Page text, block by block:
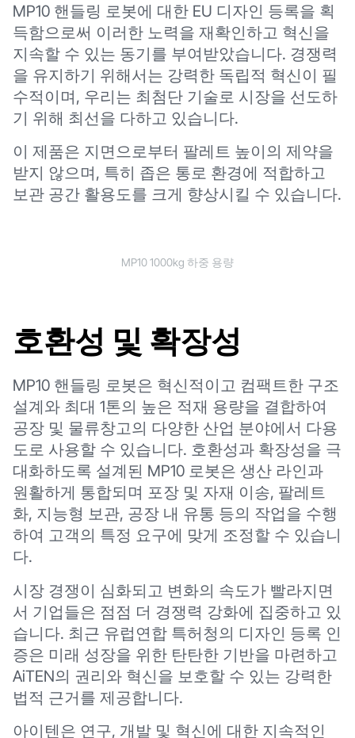
MP10 핸들링 로봇에 대한 EU 디자인 등록을 획
득함으로써 이러한 노력을 재확인하고 혁신을
지속할 수 있는 동기를 부여받았습니다. 경쟁력
을 유지하기 위해서는 강력한 독립적 혁신이 필
수적이며, 우리는 최첨단 기술로 시장을 선도하
기 위해 최선을 다하고 있습니다.
이 제품은 지면으로부터 팔레트 높이의 제약을
받지 않으며, 특히 좁은 통로 환경에 적합하고
보관 공간 활용도를 크게 향상시킬 수 있습니다.
MP10 1000kg 하중 용량
호환성 및 확장성
MP10 핸들링 로봇은 혁신적이고 컴팩트한 구조
설계와 최대 1톤의 높은 적재 용량을 결합하여
공장 및 물류창고의 다양한 산업 분야에서 다용
도로 사용할 수 있습니다. 호환성과 확장성을 극
대화하도록 설계된 MP10 로봇은 생산 라인과
원활하게 통합되며 포장 및 자재 이송, 팔레트
화, 지능형 보관, 공장 내 유통 등의 작업을 수행
하여 고객의 특정 요구에 맞게 조정할 수 있습니
다.
시장 경쟁이 심화되고 변화의 속도가 빨라지면
서 기업들은 점점 더 경쟁력 강화에 집중하고 있
습니다. 최근 유럽연합 특허청의 디자인 등록 인
증은 미래 성장을 위한 탄탄한 기반을 마련하고
AiTEN의 권리와 혁신을 보호할 수 있는 강력한
법적 근거를 제공합니다.
아이텐은 연구, 개발 및 혁신에 대한 지속적인